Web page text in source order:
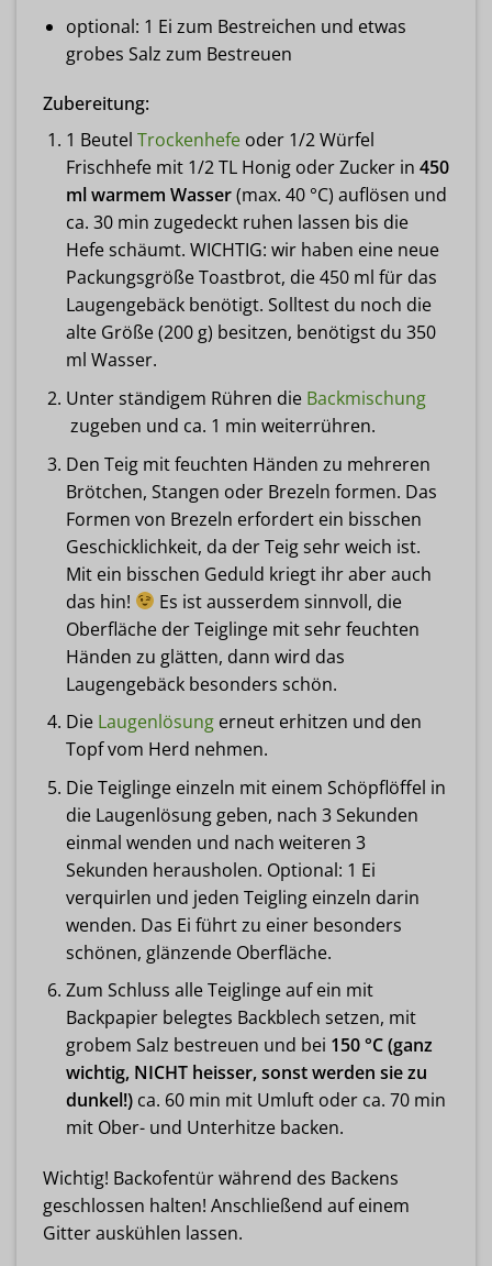
optional: 1 Ei zum Bestreichen und etwas
grobes Salz zum Bestreuen
Zubereitung:
1 Beutel Trockenhefeoder 1/2 Würfel
Frischhefe mit 1/2 TL Honig oder Zucker in 450
ml warmem Wasser(max. 40 °C) auflösen und
ca. 30 min zugedeckt ruhen lassen bis die
Hefe schäumt. WICHTIG: wir haben eine neue
Packungsgröße Toastbrot, die 450 ml für das
Laugengebäck benötigt. Solltest du noch die
alte Größe (200 g) besitzen, benötigst du 350
ml Wasser.
Unter ständigem Rühren die Backmischung
zugeben und ca. 1 min weiterrühren.
Den Teig mit feuchten Händen zu mehreren
Brötchen, Stangen oder Brezeln formen. Das
Formen von Brezeln erfordert ein bisschen
Geschicklichkeit, da der Teig sehr weich ist.
Mit ein bisschen Geduld kriegt ihr aber auch
das hin!
Es ist ausserdem sinnvoll, die
Oberfläche der Teiglinge mit sehr feuchten
Händen zu glätten, dann wird das
Laugengebäck besonders schön.
Die Laugenlösungerneut erhitzen und den
Topf vom Herd nehmen.
Die Teiglinge einzeln mit einem Schöpflöffel in
die Laugenlösung geben, nach 3 Sekunden
einmal wenden und nach weiteren 3
Sekunden herausholen. Optional: 1 Ei
verquirlen und jeden Teigling einzeln darin
wenden. Das Ei führt zu einer besonders
schönen, glänzende Oberfläche.
Zum Schluss alle Teiglinge auf ein mit
Backpapier belegtes Backblech setzen, mit
grobem Salz bestreuen und bei 150 °C (ganz
wichtig, NICHT heisser, sonst werden sie zu
dunkel!)ca. 60 min mit Umluft oder ca. 70 min
mit Ober- und Unterhitze backen.
Wichtig! Backofentür während des Backens
geschlossen halten! Anschließend auf einem
Gitter auskühlen lassen.